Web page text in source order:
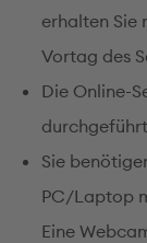
erhalten Sie
Vortag des
Die Online-
Sie
PC/Laptop
Eine